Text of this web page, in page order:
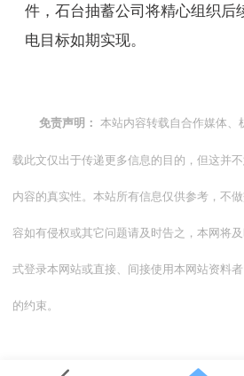
件，石台抽蓄公司将精心组织后
电目标如期实现。
免责声明： 本站内容转载自合作媒体
载此文仅出于传递更多信息的目的，但这并
内容的真实性。本站所有信息仅供参考，不
容如有侵权或其它问题请及时告之，本网将
式登录本网站或直接、间接使用本网站资料
的约束。